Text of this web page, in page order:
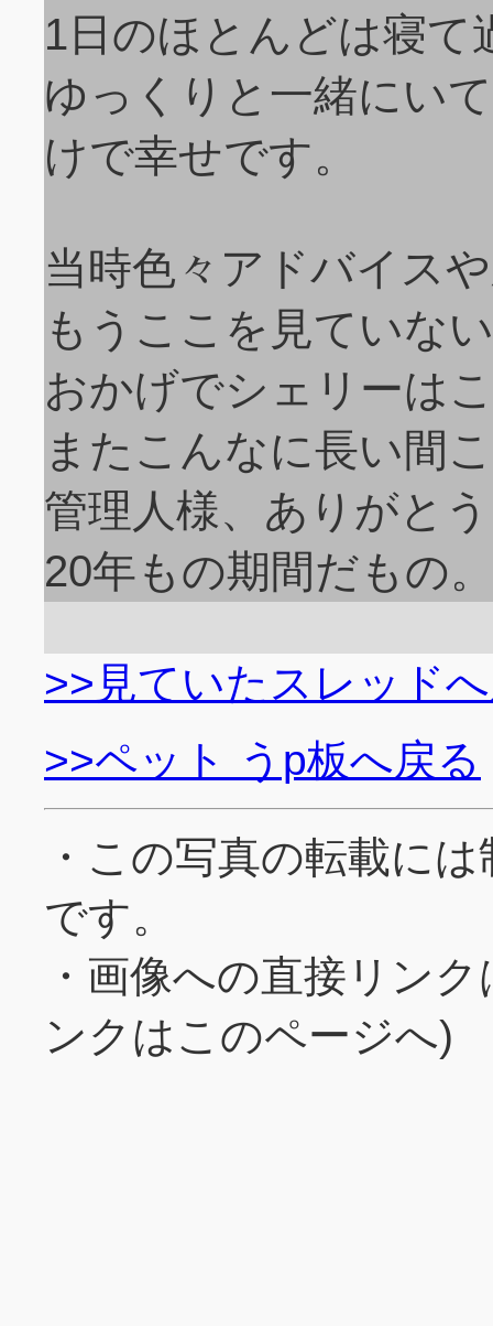
1日のほとんどは寝
ゆっくりと一緒にい
けで幸せです。
当時色々アドバイス
もうここを見ていな
おかげでシェリーは
またこんなに長い間
管理人様、ありがと
20年もの期間だもの。
>>見ていたスレッド
>>ペット うp板へ戻る
・この写真の転載に
です。
・画像への直接リン
ンクはこのページへ)